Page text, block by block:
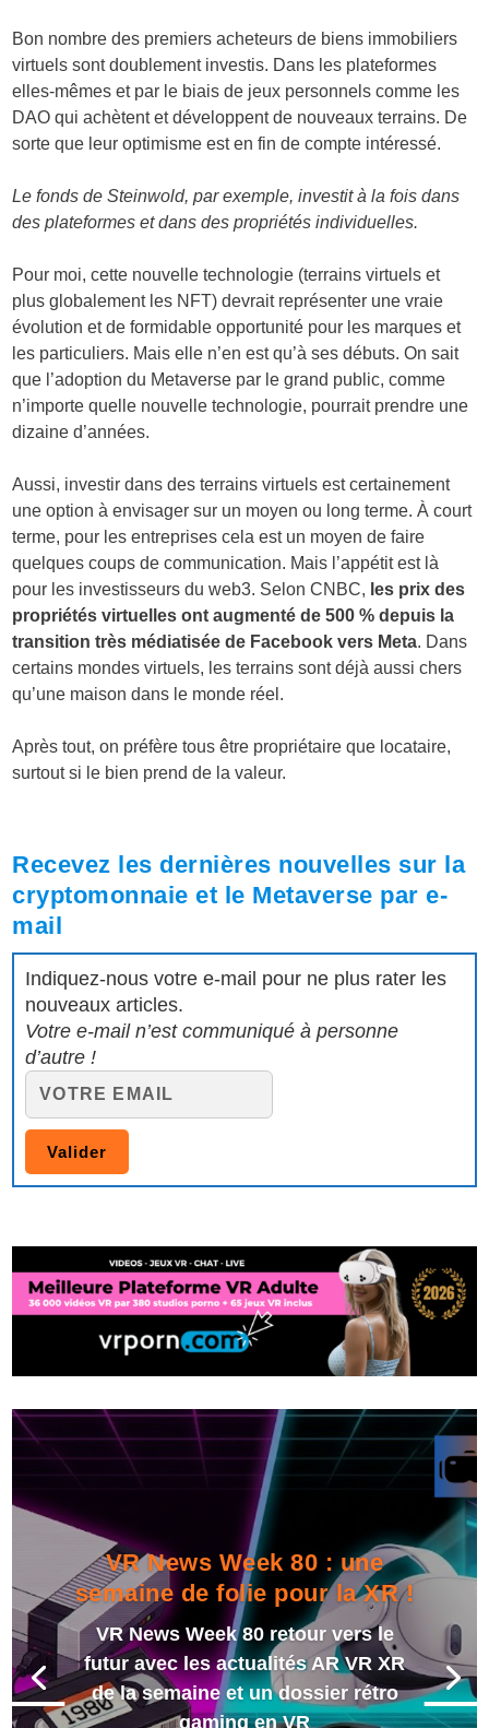
Bon nombre des premiers acheteurs de biens immobiliers
virtuels sont doublement investis. Dans les plateformes
elles-mêmes et par le biais de jeux personnels comme les
DAO qui achètent et développent de nouveaux terrains. De
sorte que leur optimisme est en fin de compte intéressé.
Le fonds de Steinwold, par exemple, investit à la fois dans
des plateformes et dans des propriétés individuelles.
Pour moi, cette nouvelle technologie (terrains virtuels et
plus globalement les NFT) devrait représenter une vraie
évolution et de formidable opportunité pour les marques et
les particuliers. Mais elle n’en est qu’à ses débuts. On sait
que l’adoption du Metaverse par le grand public, comme
n’importe quelle nouvelle technologie, pourrait prendre une
dizaine d’années.
Aussi, investir dans des terrains virtuels est certainement
une option à envisager sur un moyen ou long terme. À court
terme, pour les entreprises cela est un moyen de faire
quelques coups de communication. Mais l’appétit est là
pour les investisseurs du web3. Selon CNBC, les prix des
propriétés virtuelles ont augmenté de 500 % depuis la
transition très médiatisée de Facebook vers Meta. Dans
certains mondes virtuels, les terrains sont déjà aussi chers
qu’une maison dans le monde réel.
Après tout, on préfère tous être propriétaire que locataire,
surtout si le bien prend de la valeur.
Recevez les dernières nouvelles sur la
cryptomonnaie et le Metaverse par e-
mail
Indiquez-nous votre e-mail pour ne plus rater les
nouveaux articles.
Votre e-mail n’est communiqué à personne
d’autre !
VR News Week 80 : une
semaine de folie pour la XR !
VR News Week 80 retour vers le
futur avec les actualités AR VR XR
de la semaine et un dossier rétro
gaming en VR